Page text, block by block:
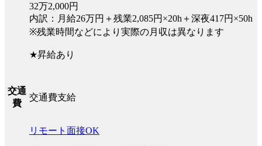
32万2,000円
内訳：月給26万円＋残業2,085円×20h＋深夜417円×50h
※残業時間などにより実際の月収は異なります
★昇給あり
交通
費
交通費支給
リモート面接OK